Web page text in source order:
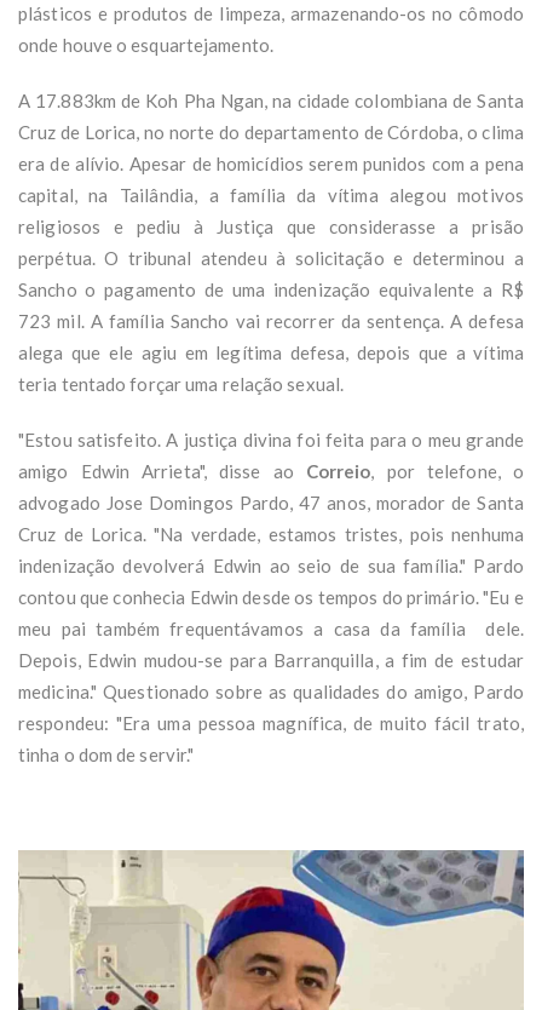
plásticos e produtos de limpeza, armazenando-os no cômodo
onde houve o esquartejamento.
A 17.883km de Koh Pha Ngan, na cidade colombiana de Santa
Cruz de Lorica, no norte do departamento de Córdoba, o clima
era de alívio. Apesar de homicídios serem punidos com a pena
capital, na Tailândia, a família da vítima alegou motivos
religiosos e pediu à Justiça que considerasse a prisão
perpétua. O tribunal atendeu à solicitação e determinou a
Sancho o pagamento de uma indenização equivalente a R$
723 mil. A família Sancho vai recorrer da sentença. A defesa
alega que ele agiu em legítima defesa, depois que a vítima
teria tentado forçar uma relação sexual.
"Estou satisfeito. A justiça divina foi feita para o meu grande
amigo Edwin Arrieta", disse ao Correio , por telefone, o
advogado Jose Domingos Pardo, 47 anos, morador de Santa
Cruz de Lorica. "Na verdade, estamos tristes, pois nenhuma
indenização devolverá Edwin ao seio de sua família." Pardo
contou que conhecia Edwin desde os tempos do primário. "Eu e
meu pai também frequentávamos a casa da família dele.
Depois, Edwin mudou-se para Barranquilla, a fim de estudar
medicina." Questionado sobre as qualidades do amigo, Pardo
respondeu: "Era uma pessoa magnífica, de muito fácil trato,
tinha o dom de servir."